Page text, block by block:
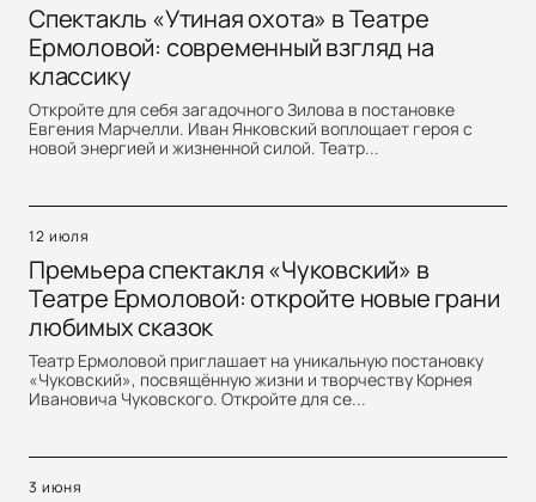
Спектакль «Утиная охота» в Театре
Ермоловой: современный взгляд на
классику
Откройте для себя загадочного Зилова в постановке
Евгения Марчелли. Иван Янковский воплощает героя с
новой энергией и жизненной силой. Театр...
12 июля
Премьера спектакля «Чуковский» в
Театре Ермоловой: откройте новые грани
любимых сказок
Театр Ермоловой приглашает на уникальную постановку
«Чуковский», посвящённую жизни и творчеству Корнея
Ивановича Чуковского. Откройте для се...
3 июня